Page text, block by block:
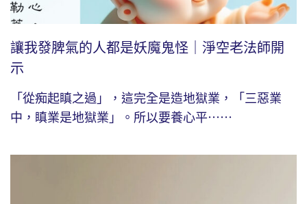
讓我發脾氣的人都是妖魔鬼怪｜淨空老法師開
示
「從痴起瞋之過」，這完全是造地獄業，「三惡業
中，瞋業是地獄業」。所以要養心平⋯⋯